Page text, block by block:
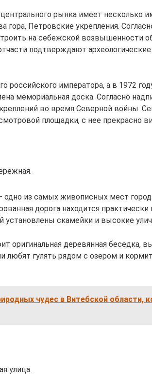
рынка имеет несколько
гора, Петровские укрепления.
на себежской возвышенности
подтверждают
российского императора, а в 1972
мемориальная доска. Согласно
во время Северной войны.
площадки, с нее прекрасно
одно из самых живописных мест
дорога находится
установлены скамейки и высокие
оригинальная деревянная беседка,
любят гулять рядом с озером и
чудес в Витебской области,
улица.